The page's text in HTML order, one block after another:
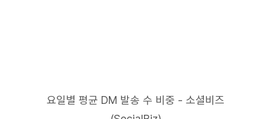
요일별 평균 DM 발송 수 비중 - 소셜비즈